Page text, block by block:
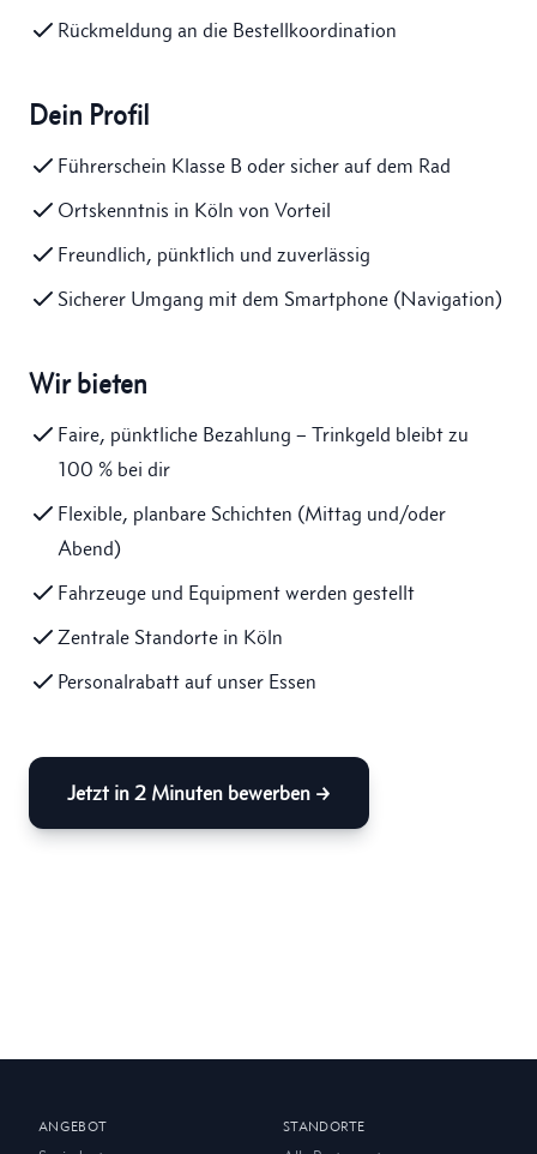
Rückmeldung an die Bestellkoordination
Dein Profil
Führerschein Klasse B oder sicher auf dem Rad
Ortskenntnis in Köln von Vorteil
Freundlich, pünktlich und zuverlässig
Sicherer Umgang mit dem Smartphone (Navigation)
Wir bieten
Faire, pünktliche Bezahlung – Trinkgeld bleibt zu
100 % bei dir
Flexible, planbare Schichten (Mittag und/oder
Abend)
Fahrzeuge und Equipment werden gestellt
Zentrale Standorte in Köln
Personalrabatt auf unser Essen
Jetzt in 2 Minuten bewerben →
ANGEBOT STANDORTE